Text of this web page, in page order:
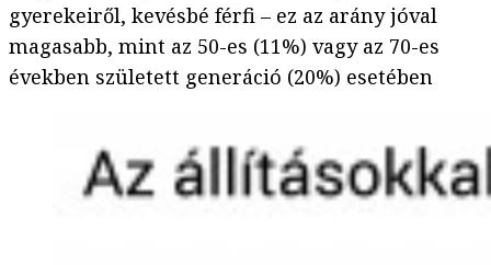
gyerekeiről, kevésbé férfi – ez az arány jóval
magasabb, mint az 50-es (11%) vagy az 70-es
években született generáció (20%) esetében